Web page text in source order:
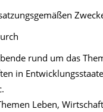
rund um das
in
Leben,